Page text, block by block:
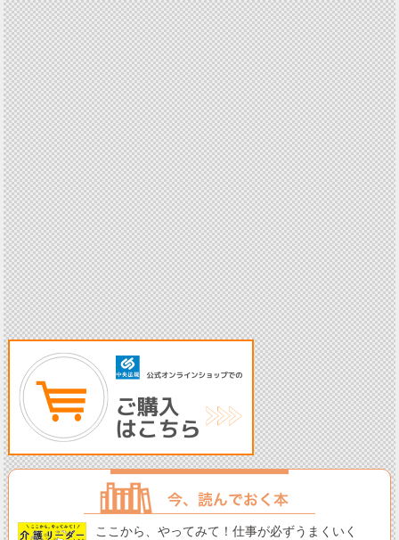
ここから、やってみて！仕事が必ずうまくいく